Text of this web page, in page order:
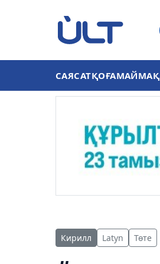
САЯСАТҚОҒАМАЙМАҚ
Кирилл Latyn Төте